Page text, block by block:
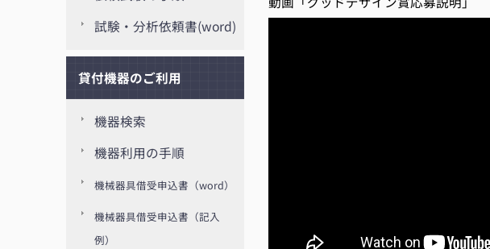
試験・分析依頼書(word)
貸付機器のご利用
機器検索
機器利用の手順
機械器具借受申込書（word）
機械器具借受申込書（記入
例）